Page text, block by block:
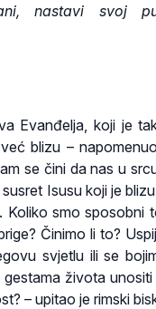
nastavi svoj
Evanđelja, koji je
blizu –
se čini da nas u
Isusu koji je
Koliko smo sposobni
Činimo li to?
svjetlu ili se
života
– upitao je rimski